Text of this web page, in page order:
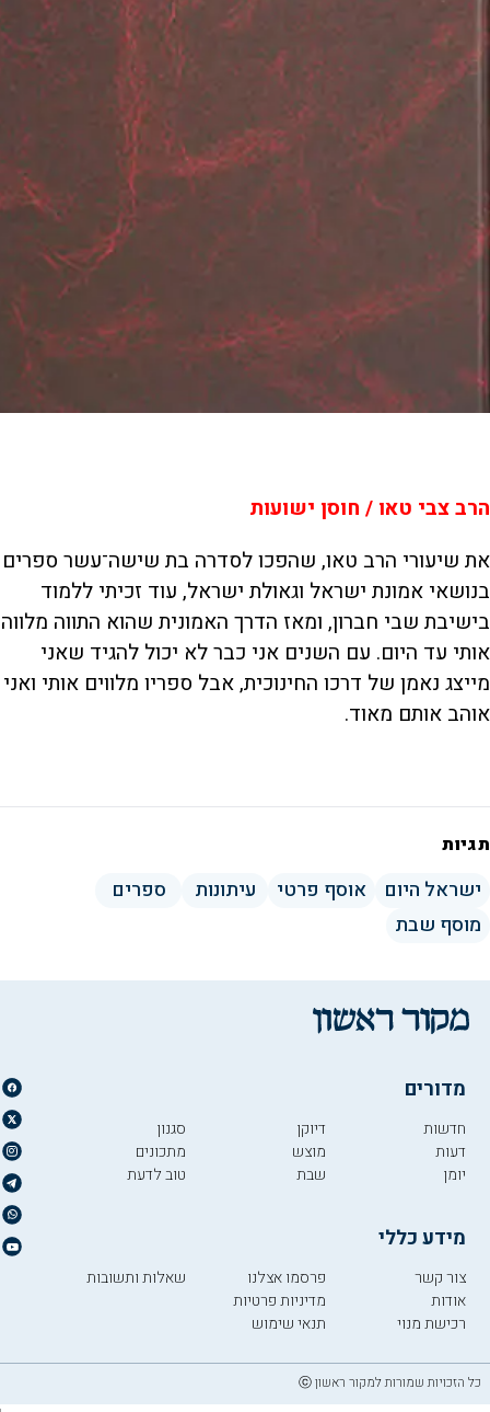
הרב צבי טאו / חוסן ישועות
את שיעורי הרב טאו, שהפכו לסדרה בת שישה־עשר ספרים
בנושאי אמונת ישראל וגאולת ישראל, עוד זכיתי ללמוד
בישיבת שבי חברון, ומאז הדרך האמונית שהוא התווה מלווה
אותי עד היום. עם השנים אני כבר לא יכול להגיד שאני
מייצג נאמן של דרכו החינוכית, אבל ספריו מלווים אותי ואני
אוהב אותם מאוד.
תגיות
ישראל היום אוסף פרטי עיתונות
ספרים
מוסף שבת
מדורים
חדשות
דעות
יומן
דיוקן
מוצש
שבת
סגנון
מתכונים
טוב לדעת
מידע כללי
צור קשר
אודות
רכישת מנוי
פרסמו אצלנו
מדיניות פרטיות
תנאי שימוש
שאלות ותשובות
כל הזכויות שמורות למקור ראשון ⓒ